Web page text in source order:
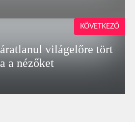
világelőre tört
a nézőket
KÖVETKEZŐ